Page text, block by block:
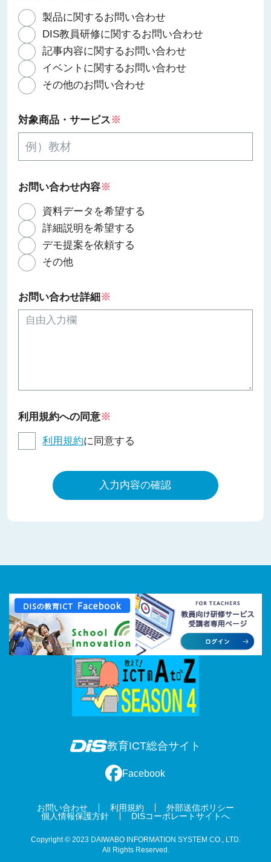
製品に関するお問い合わせ
DIS教員研修に関するお問い合わせ
記事内容に関するお問い合わせ
イベントに関するお問い合わせ
その他のお問い合わせ
対象商品・サービス※
お問い合わせ内容※
資料データを希望する
詳細説明を希望する
デモ提案を依頼する
その他
お問い合わせ詳細※
利用規約への同意※
利用規約に同意する
入力内容の確認
教育ICT総合サイト
Facebook
お問い合わせ 利用規約
外部送信ポリシー
個人情報保護方針
DISコーポレートサイトへ
Copyright © 2023 DAIWABO INFORMATION SYSTEM CO., LTD.
All Rights Reserved.